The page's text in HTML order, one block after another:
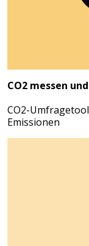
CO2 messen
CO2-
Emissionen